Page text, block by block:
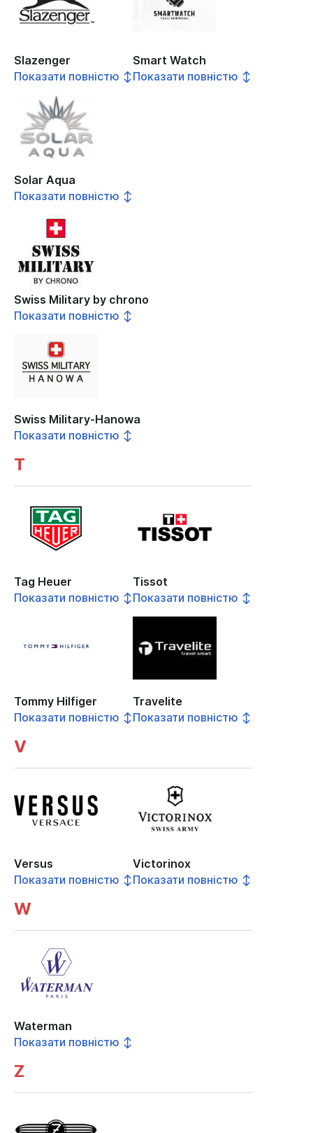
Slazenger
Показати повністю ↕
Smart Watch
Показати повністю ↕
Solar Aqua
Показати повністю ↕
Swiss Military by chrono
Показати повністю ↕
Swiss Military-Hanowa
Показати повністю ↕
T
Tag Heuer
Показати повністю ↕
Tissot
Показати повністю ↕
Tommy Hilfiger
Показати повністю ↕
Travelite
Показати повністю ↕
V
Versus
Показати повністю ↕
Victorinox
Показати повністю ↕
W
Waterman
Показати повністю ↕
Z